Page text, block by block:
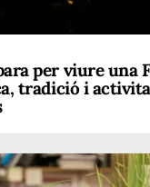
per viure una
tradició i